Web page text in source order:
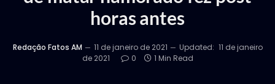
horas antes
Redação Fatos AM 11 de janeiro de 2021 Updated: 11 de janeiro
de 2021
0 1 Min Read